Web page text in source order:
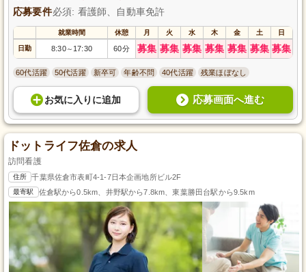
応募要件必須: 看護師、自動車免許
就業時間 休憩 月 火 水 木 金 土 日
日勤 8:30～ 17:30 60分 募集 募集 募集 募集 募集 募集 募集
60代活躍 50代活躍 新卒可 年齢不問 40代活躍 残業ほぼなし
お気に入り に追加 応募画面へ進む
ドットライフ佐倉の求人
訪問看護
住所 千葉県佐倉市表町4-1-7日本企画地所ビル2F
最寄駅 佐倉駅から0.5km、井野駅から7.8km、東葉勝田台駅から9.5km